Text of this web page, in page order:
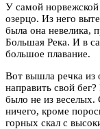
У самой норвежской
озерцо. Из него
была она невелика,
Большая Река. И в
большое плавание.
Вот вышла речка из
направить свой
было не из
ничего, кроме
горных скал с